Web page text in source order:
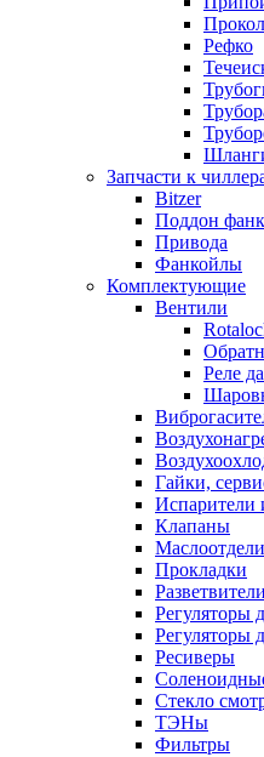
Рефко
Запчасти к
Bitzer
Поддон
Привода
Фанкойлы
Комплектующие
Вентили
Реле
Гайки,
Испарители
Клапаны
Прокладки
Разветвители
Регуляторы
Регуляторы
Ресиверы
Стекло
ТЭНы
Фильтры